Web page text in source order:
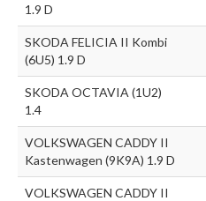
1.9 D
SKODA FELICIA II Kombi
(6U5) 1.9 D
SKODA OCTAVIA (1U2)
1.4
VOLKSWAGEN CADDY II
Kastenwagen (9K9A) 1.9 D
VOLKSWAGEN CADDY II